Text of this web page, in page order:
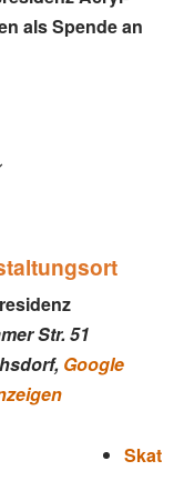
als Spende an
Str. 51
, Google
Skat